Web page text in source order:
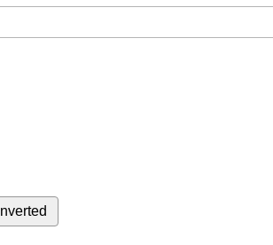
Inverted